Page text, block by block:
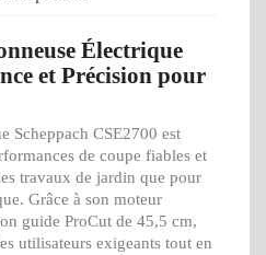
Électrique
et Précision pour
Scheppach CSE2700 est
de coupe fiables et
travaux de jardin que pour
Grâce à son moteur
guide ProCut de 45,5 cm,
utilisateurs exigeants tout en